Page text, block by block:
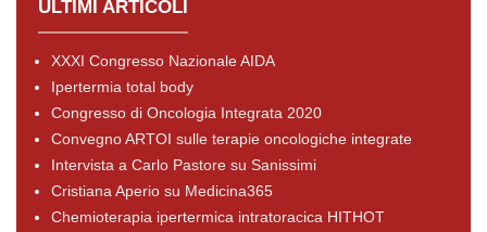
ULTIMI ARTICOLI
XXXI Congresso Nazionale AIDA
Ipertermia total body
Congresso di Oncologia Integrata 2020
Convegno ARTOI sulle terapie oncologiche integrate
Intervista a Carlo Pastore su Sanissimi
Cristiana Aperio su Medicina365
Chemioterapia ipertermica intratoracica HITHOT